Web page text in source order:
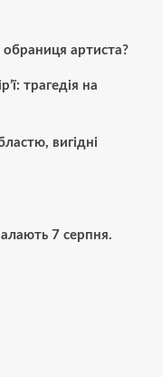
артиста?
трагедія на
вигідні
7 серпня.